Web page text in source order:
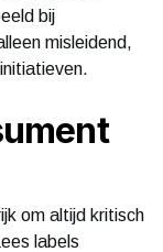
bij
misleidend,
om altijd kritisch
labels